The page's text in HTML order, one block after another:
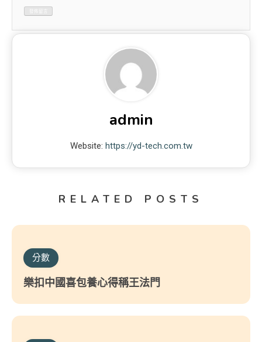
admin
Website: https://yd-tech.com.tw
RELATED POSTS
分數
樂扣中國喜包養心得稱王法門